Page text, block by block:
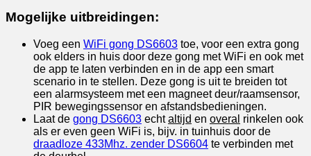
Mogelijke uitbreidingen:
Voeg een WiFi gong DS6603 toe, voor een extra gong
ook elders in huis door deze gong met WiFi en ook met
de app te laten verbinden en in de app een smart
scenario in te stellen. Deze gong is uit te breiden tot
een alarmsysteem met een magneet deur/raamsensor,
PIR bewegingssensor en afstandsbedieningen.
Laat de gong DS6603 echtaltijd en overal rinkelen ook
als er even geen WiFi is, bijv. in tuinhuis door de
draadloze 433Mhz. zender DS6604 te verbinden met